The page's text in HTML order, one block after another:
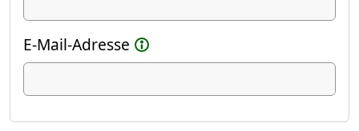
E-Mail-Adresse